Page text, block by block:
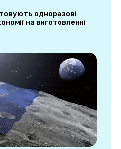
одноразові
на виготовленні